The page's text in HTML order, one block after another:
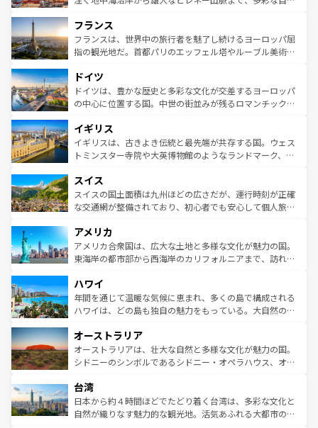
ませてくれるイタリアで、忘れられない旅をしてみよう！
なお、新着のイタリア情報はコンテンツ一覧 を参照してほ
しい。
文化が根付くこの国では、情熱的なフラメンコ、熱気あふ
れる闘牛、そして美味しいタパスが生活の一部となってい
る。首都マドリードの洗練された雰囲気や、バルセロナの
の城塞都市、穏やかなビーチリゾートまで多彩な表情を見
せる。地方によって風土や気候が異なるスペインはその個
性で訪れる人を魅了する。 なお、新着のスペイン情報はコ
フランス
フランスは、世界中の旅行者を魅了し続けるヨーロッパ屈
指の観光地だ。首都パリのエッフェル塔やルーブル美術館
で、幅広い魅力が詰まっている。華麗な宮殿、歴史的な大
聖堂、美しいビーチ、そして豊かな自然が、訪れる者を心
から魅了する。また、フランスは美食の国としても知ら
いる。シャンパンの発祥地であるランス、プロヴァンスの
香り高いラベンダー畑など、多彩な楽しみ方が可能だ。さ
らに、パリ以外の地域にも魅力が溢れており、どの街角に
れる地方に足を運ぶとそれぞれで全く異なる文化を体験で
きるだろう。 なお、新着のフランス情報はコンテンツ一覧
を参照してほしい。
ドイツ
ドイツは、豊かな歴史と多彩な文化が交差するヨーロッパ
の中心に位置する国。中世の街並みが残るロマンチック街
顔を持つこの国は、どこを歩いても飽きることがない。ベ
ルリンの文化的活気、バイエルン州のアルプスの絶景、そ
してライン川沿いのワイン畑といった風景は必見。ビール
は、お酒好きな人にはぜひ体験してほしい。 なお、新着の
ドイツ情報はコンテンツ一覧を参照してほしい。
イギリス
イギリスは、古きよき伝統と最先端が共存する国。ウェス
トミンスター寺院や大英博物館のようなランドマーク、歴
リアごとに異なる魅力がある。また、優雅なアフタヌーン
ティー、ビール好きにはたまらない英国パブ、サッカー観
戦など、本場だからこそできる体験も豊富。イギリスを旅
ンツ一覧を参照してほしい。
スイス
スイスの国土面積は九州ほどの広さだが、運行時刻が正確
な交通網が整備されており、初心者でも安心して個人旅行
の建物がそのまま残る町や、スイスならではのユニークな
博物館もあり、アルプス観光だけでなく町歩きも満喫する
ことができる。国民の所得が高いため物価も高いが、旅行
ば市内交通費無料で観光を楽しむこともできる。 なお、新
着のスイス情報はコンテンツ一覧 を参照してほしい。
アメリカ
アメリカ合衆国は、広大な土地と多様な文化が魅力の国。
東海岸の都市部から西海岸のカリフォルニアまで、訪れる
のような巨大都市は、観光、ショッピング、エンターテイ
ンメントが詰まった刺激的なスポットだ。一方、アメリカ
西部には大自然が広がり、グランドキャニオンやイエロー
部のニューオーリンズでは、音楽と美食が融合した独特の
文化が魅力。旅行者はアメリカの各地域で異なる魅力を楽
しみながら、その多様性と豊かな歴史を感じることができ
ならではの贅沢な旅のスタイルだ。 なお、新着のアメリカ
情報はコンテンツ一覧を参照してほしい。
ハワイ
年間を通じて温暖な気候に恵まれ、多くの島で構成される
ハワイは、どの島も独自の魅力をもっている。大自然の神
ワイ島は見逃せない。また、定番の観光地といえばオアフ
島だが、静かな自然を求めるならマウイ島やカウアイ島が
おすすめ。エメラルドグリーンに輝く海をはじめ、豊かな
れるおもてなしの心で訪れる人々を迎えてくれるハワイの
人々、おいしいローカルフードやハワイアンミュージッ
ク、伝統的なフラダンスなど、すべてがハワイの魅力を彩
オーストラリア
オーストラリアは、壮大な自然と多様な文化が魅力の国。
シドニーのシンボルであるシドニー・オペラハウス、オー
リアリーフや大陸中央部にそびえるウルル（エアーズロッ
ク）、タスマニアの美しい原生林やケアンズの熱帯雨林な
ど、見どころがたくさん。また、カフェやワイン、オージ
台湾
日本から約４時間ほどでたどり着く台湾は、多彩な文化と
自然が織りなす魅力的な観光地。活気あふれる大都市の台